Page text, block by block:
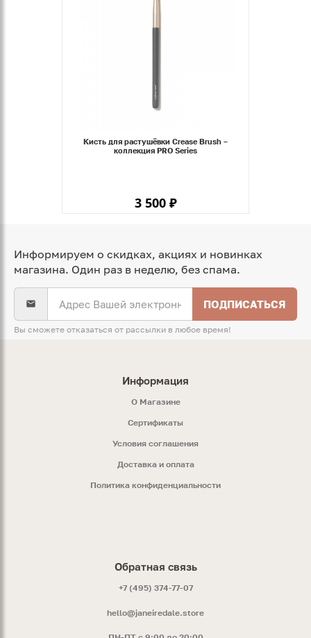
Кисть для растушёвки Crease Brush –
коллекция PRO Series
3 500 ₽
Информируем о скидках, акциях и новинках
магазина. Один раз в неделю, без спама.
ПОДПИСАТЬСЯ
Вы сможете отказаться от рассылки в любое время!
Информация
O Магазине
Сертификаты
Условия соглашения
Доставка и оплата
Политика конфиденциальности
Обратная связь
+7 (495) 374-77-07
hello@janeiredale.store